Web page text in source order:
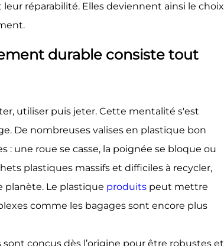
réparabilité. Elles deviennent ainsi le choix
durable consiste tout
utiliser puis jeter. Cette mentalité s'est
De nombreuses valises en plastique bon
une roue se casse, la poignée se bloque ou
plastiques massifs et difficiles à recycler,
planète. Le plastique produits peut mettre
comme les bagages sont encore plus
conçus dès l’origine pour être robustes et